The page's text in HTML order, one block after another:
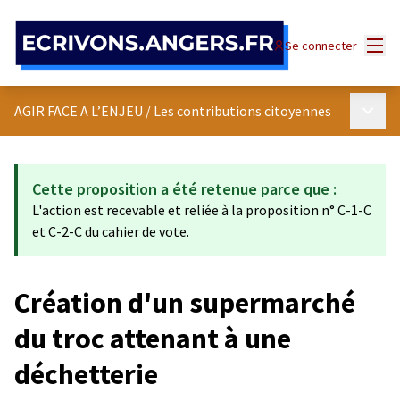
Se connecter
AGIR FACE A L’ENJEU / Les contributions citoyennes
Cette proposition a été retenue parce que :
L'action est recevable et reliée à la proposition n° C-1-C
et C-2-C du cahier de vote.
Création d'un supermarché
du troc attenant à une
déchetterie